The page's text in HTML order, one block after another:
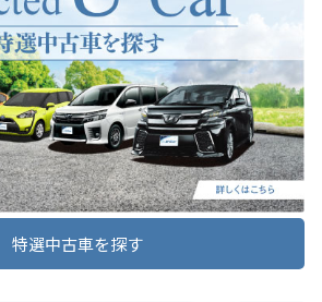
を発売
クルーザーを楽し
すいサイズとし、
提供いたします。
「さくら店」に一時
業をいたします。
かけしますが、今
だきますようよろ
プン記念
特選中古車を探す